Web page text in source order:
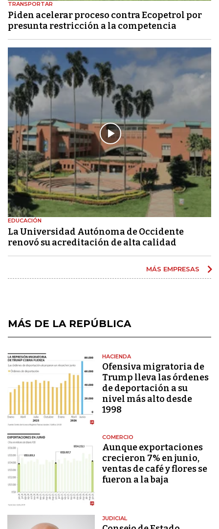
TRANSPORTAR
Piden acelerar proceso contra Ecopetrol por
presunta restricción a la competencia
EDUCACIÓN
La Universidad Autónoma de Occidente
renovó su acreditación de alta calidad
MÁS EMPRESAS
MÁS DE LA REPÚBLICA
HACIENDA
Ofensiva migratoria de
Trump lleva las órdenes
de deportación a su
nivel más alto desde
1998
COMERCIO
Aunque exportaciones
crecieron 7% en junio,
ventas de café y flores se
fueron a la baja
JUDICIAL